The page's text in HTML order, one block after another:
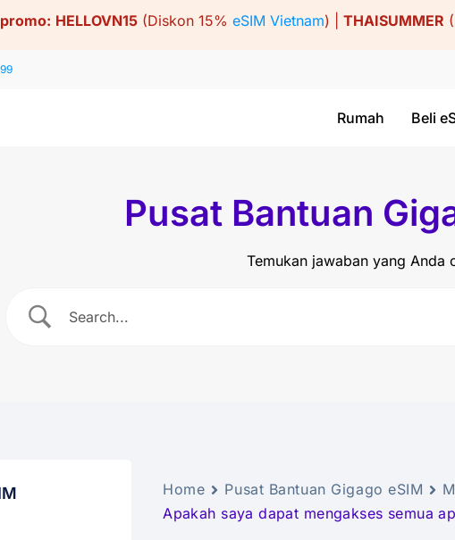
HELLOVN15 (Diskon 15% eSIM Vietnam) | THAISUMMER
Rumah Beli
Pusat Bantuan
Temukan jawaban yang Anda
Home Pusat Bantuan Gigago eSIM
Apakah saya dapat mengakses semua